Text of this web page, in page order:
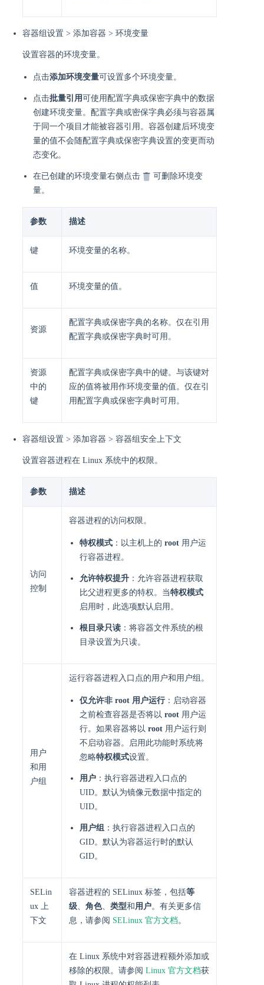
容器组设置 > 添加容器 > 环境变量
设置容器的环境变量。
点击添加环境变量可设置多个环境变量。
点击批量引用可使用配置字典或保密字典中的数据
创建环境变量。配置字典或密保字典必须与容器属
于同一个项目才能被容器引用。容器创建后环境变
量的值不会随配置字典或保密字典设置的变更而动
态变化。
在已创建的环境变量右侧点击
可删除环境变
量。
参数 描述
键 环境变量的名称。
值 环境变量的值。
资源
配置字典或保密字典的名称。仅在引用
配置字典或保密字典时可用。
资源
中的
键
配置字典或保密字典中的键。与该键对
应的值将被用作环境变量的值。仅在引
用配置字典或保密字典时可用。
容器组设置 > 添加容器 > 容器组安全上下文
设置容器进程在 Linux 系统中的权限。
参数 描述
访问
控制
容器进程的访问权限。
特权模式 ：以主机上的 root 用户运
行容器进程。
允许特权提升 ：允许容器进程获取
比父进程更多的特权。当特权模式
启用时，此选项默认启用。
根目录只读 ：将容器文件系统的根
目录设置为只读。
用户
和用
户组
运行容器进程入口点的用户和用户组。
仅允许非 root 用户运行：启动容器
之前检查容器是否将以 root 用户运
行。如果容器将以 root 用户运行则
不启动容器。启用此功能时系统将
忽略特权模式设置。
用户 ：执行容器进程入口点的
UID。默认为镜像元数据中指定的
UID。
用户组 ：执行容器进程入口点的
GID。默认为容器运行时的默认
GID。
SELin
ux 上
下文
容器进程的 SELinux 标签，包括等
级、 角色、 类型和 用户。有关更多信
息，请参阅 SELinux 官方文档。
在 Linux 系统中对容器进程额外添加或
移除的权限。请参阅 Linux 官方文档获